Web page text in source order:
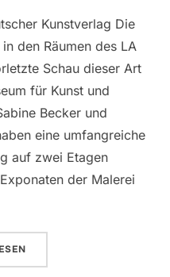
Kunstverlag Die
den Räumen des LA
Schau dieser Art
für Kunst und
Becker und
eine umfangreiche
auf zwei Etagen
der Malerei
„HEILENDE KUNST IM LA 8